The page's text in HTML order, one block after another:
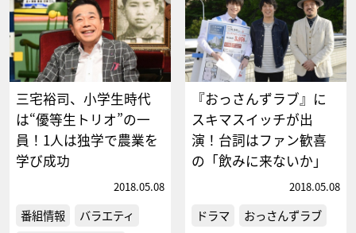
三宅裕司、小学生時代
は“優等生トリオ”の一
員！1人は独学で農業を
学び成功
2018.05.08
番組情報
バラエティ
『おっさんずラブ』に
スキマスイッチが出
演！台詞はファン歓喜
の「飲みに来ないか」
2018.05.08
ドラマ おっさんずラブ